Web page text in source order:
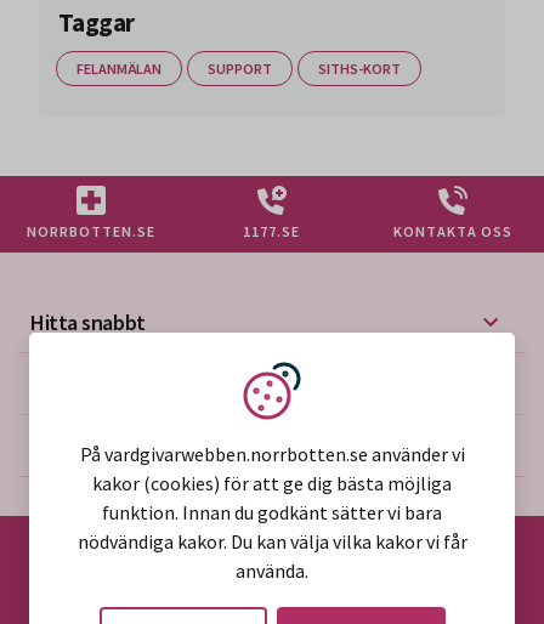
Taggar
FELANMÄLAN SUPPORT SITHS-KORT
NORRBOTTEN.SE 1177.SE KONTAKTA OSS
Hitta snabbt
Mer på vårdgivarwebben
Om webbplatsen
Vi använder kakor
På vardgivarwebben.norrbotten.se använder vi
kakor (cookies) för att ge dig bästa möjliga
funktion. Innan du godkänt sätter vi bara
nödvändiga kakor. Du kan välja vilka kakor vi får
använda.